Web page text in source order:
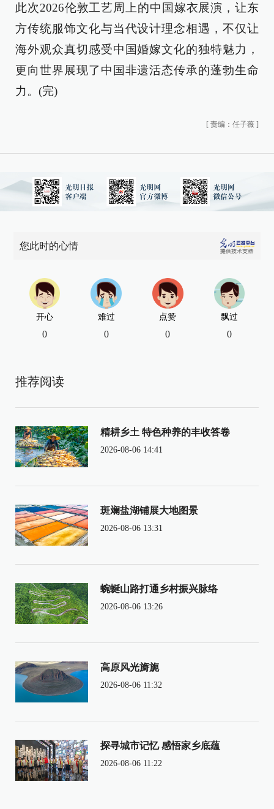
此次2026伦敦工艺周上的中国嫁衣展演，让东
方传统服饰文化与当代设计理念相遇，不仅让
海外观众真切感受中国婚嫁文化的独特魅力，
更向世界展现了中国非遗活态传承的蓬勃生命
力。(完)
[ 责编：任子薇 ]
您此时的心情
开心
0
难过
0
点赞
0
飘过
0
推荐阅读
精耕乡土 特色种养的丰收答卷
2026-08-06 14:41
斑斓盐湖铺展大地图景
2026-08-06 13:31
蜿蜒山路打通乡村振兴脉络
2026-08-06 13:26
高原风光旖旎
2026-08-06 11:32
探寻城市记忆 感悟家乡底蕴
2026-08-06 11:22